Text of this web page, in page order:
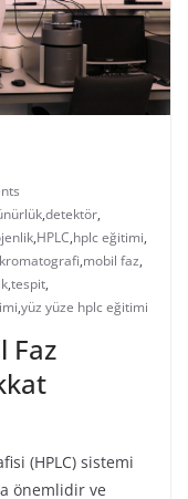
,detektör,
,HPLC,hplc eğitimi,
kromatografi,mobil faz,
,tespit,
,yüz yüze hplc eğitimi
Faz
(HPLC) sistemi
önemlidir ve